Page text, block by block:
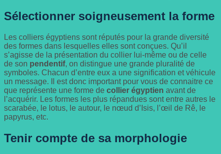
Sélectionner soigneusement la forme
Les colliers égyptiens sont réputés pour la grande diversité
des formes dans lesquelles elles sont conçues. Qu’il
s’agisse de la présentation du collier lui-même ou de celle
de son pendentif, on distingue une grande pluralité de
symboles. Chacun d’entre eux a une signification et véhicule
un message. Il est donc important pour vous de connaitre ce
que représente une forme de collier égyptien avant de
l’acquérir. Les formes les plus répandues sont entre autres le
scarabée, le lotus, le autour, le nœud d’Isis, l’œil de Rê, le
papyrus, etc.
Tenir compte de sa morphologie